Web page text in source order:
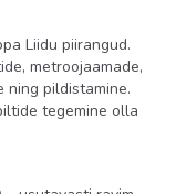
Liidu piirangud.
metroojaamade,
ning pildistamine.
tegemine olla